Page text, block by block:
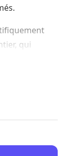
qui
de
que ces
décideurs